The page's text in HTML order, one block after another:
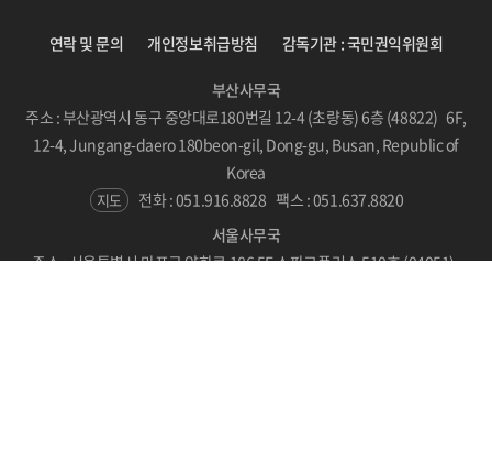
연락 및 문의 개인정보취급방침 감독기관 : 국민권익위원회
부산사무국
주소 : 부산광역시 동구 중앙대로180번길 12-4 (초량동) 6층 (48822) 6F,
12-4, Jungang-daero 180beon-gil, Dong-gu, Busan, Republic of
Korea
지도 전화 : 051.916.8828 팩스 : 051.637.8820
서울사무국
주소 : 서울특별시 마포구 양화로 186 5F 스파크플러스 510호 (04051)